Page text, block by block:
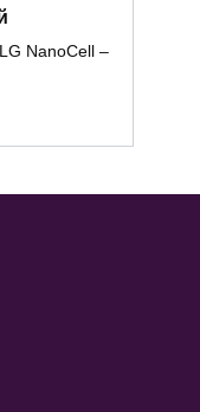
NanoCell –